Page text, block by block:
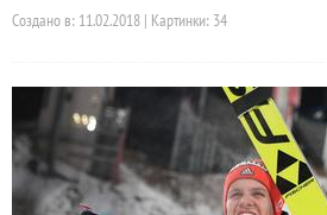
Создано в: 11.02.2018 | Картинки: 34